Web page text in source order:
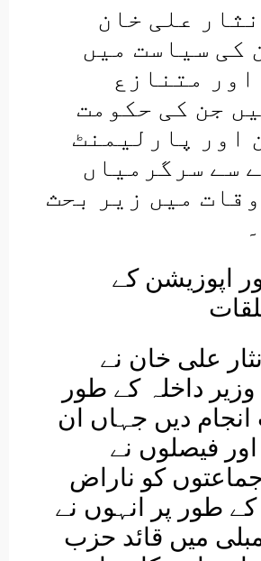
علی خان
کی سیاست میں
اور متنازع
جن کی حکومت
اور پارلیمنٹ
سے سرگرمیاں
میں زیر بحث
اپوزیشن کے
علی خان نے
وزیر داخلہ کے طور
دیں جہاں ان
اور فیصلوں نے
کو ناراض
کے طور پر انہوں نے
میں قائد حزب